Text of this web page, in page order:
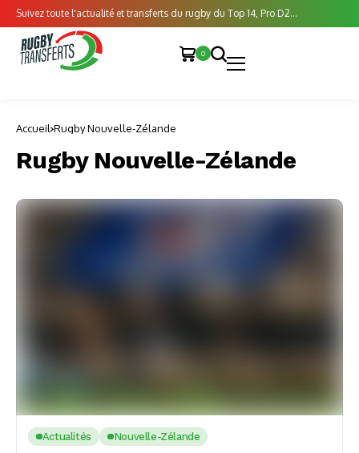
Suivez toute l'actualité et transferts du rugby du Top 14, Pro D2...
0
Accueil Rugby Nouvelle-Zélande
Rugby Nouvelle-Zélande
Actualités Nouvelle-Zélande